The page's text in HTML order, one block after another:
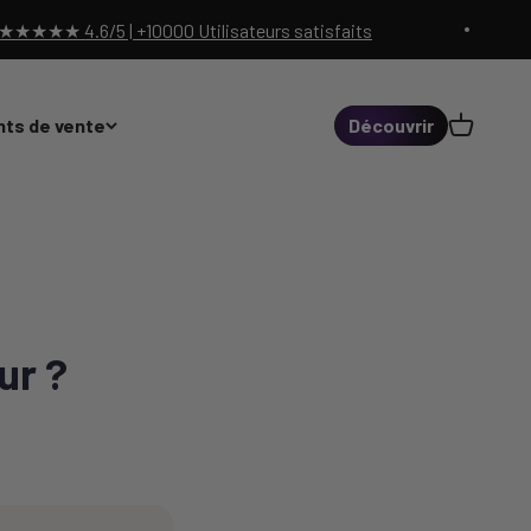
4.6/5 | +10000 Utilisateurs satisfaits
de vente Découvrir Panier
?